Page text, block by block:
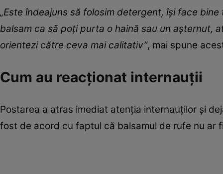
„Este îndeajuns să folosim detergent, își face
balsam ca să poți purta o haină sau un așternut,
orientezi către ceva mai calitativ”, mai spune
Cum au reacționat internauții
Postarea a atras imediat atenția internauților și
fost de acord cu faptul că balsamul de rufe nu